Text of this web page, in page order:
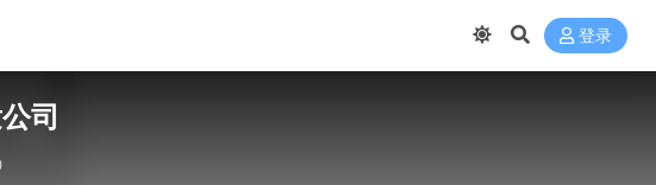
登录
司